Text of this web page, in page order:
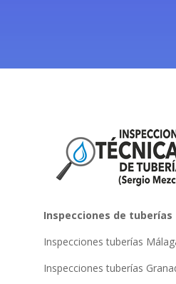
Inspecciones de tuberías
Inspecciones tuberías
Inspecciones tuberías